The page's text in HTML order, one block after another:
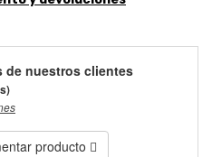
de nuestros clientes
producto